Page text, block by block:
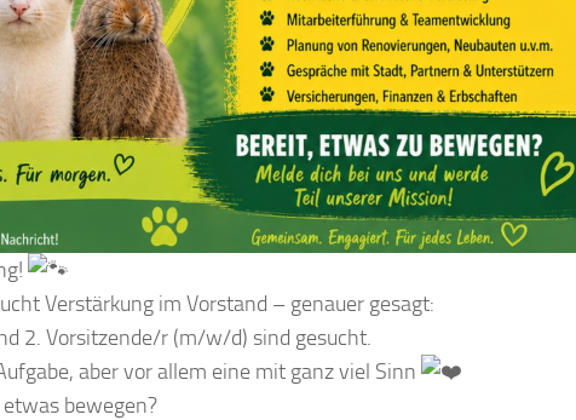
Verstärkung im Vorstand – genauer gesagt:
2. Vorsitzende/r (m/w/d) sind gesucht.
aber vor allem eine mit ganz viel Sinn
bewegen?